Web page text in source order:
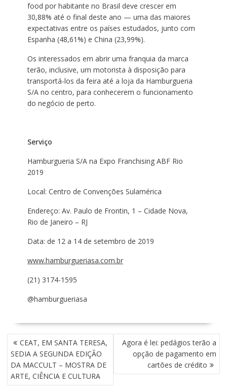
food por habitante no Brasil deve crescer em
30,88% até o final deste ano — uma das maiores
expectativas entre os países estudados, junto com
Espanha (48,61%) e China (23,99%).
Os interessados em abrir uma franquia da marca
terão, inclusive, um motorista à disposição para
transportá-los da feira até a loja da Hamburgueria
S/A no centro, para conhecerem o funcionamento
do negócio de perto.
Serviço
Hamburgueria S/A na Expo Franchising ABF Rio
2019
Local: Centro de Convenções Sulamérica
Endereço: Av. Paulo de Frontin, 1 – Cidade Nova,
Rio de Janeiro – RJ
Data: de 12 a 14 de setembro de 2019
www.hamburgueriasa.com.br
(21) 3174-1595
@hamburgueriasa
N
A
V
G
CEAT, EM SANTA TERESA,
SEDIA A SEGUNDA EDIÇÃO
DA MACCULT – MOSTRA DE
ARTE, CIÊNCIA E CULTURA
Agora é lei: pedágios terão a
opção de pagamento em
cartões de crédito